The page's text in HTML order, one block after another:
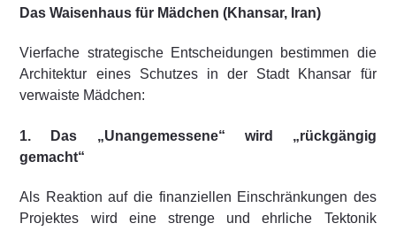
Das Waisenhaus für Mädchen (Khansar, Iran)
Vierfache strategische Entscheidungen bestimmen die
Architektur eines Schutzes in der Stadt Khansar für
verwaiste Mädchen:
1. Das „Unangemessene“ wird „rückgängig
gemacht“
Als Reaktion auf die finanziellen Einschränkungen des
Projektes wird eine strenge und ehrliche Tektonik